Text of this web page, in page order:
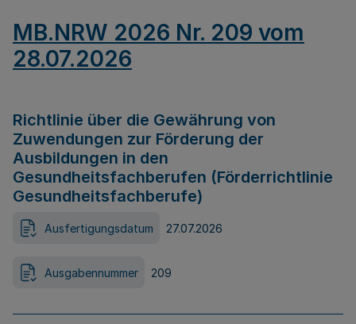
MB.NRW 2026 Nr. 209 vom
28.07.2026
Richtlinie über die Gewährung von
Zuwendungen zur Förderung der
Ausbildungen in den
Gesundheitsfachberufen (Förderrichtlinie
Gesundheitsfachberufe)
Ausfertigungsdatum 27.07.2026
Ausgabennummer 209